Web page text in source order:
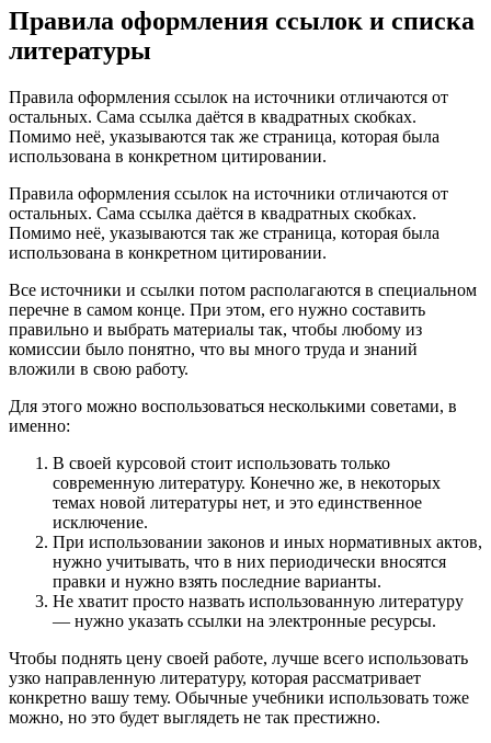
Правила оформления ссылок и списка
литературы
Правила оформления ссылок на источники отличаются от
остальных. Сама ссылка даётся в квадратных скобках.
Помимо неё, указываются так же страница, которая была
использована в конкретном цитировании.
Правила оформления ссылок на источники отличаются от
остальных. Сама ссылка даётся в квадратных скобках.
Помимо неё, указываются так же страница, которая была
использована в конкретном цитировании.
Все источники и ссылки потом располагаются в специальном
перечне в самом конце. При этом, его нужно составить
правильно и выбрать материалы так, чтобы любому из
комиссии было понятно, что вы много труда и знаний
вложили в свою работу.
Для этого можно воспользоваться несколькими советами, в
именно:
В своей курсовой стоит использовать только
современную литературу. Конечно же, в некоторых
темах новой литературы нет, и это единственное
исключение.
При использовании законов и иных нормативных актов,
нужно учитывать, что в них периодически вносятся
правки и нужно взять последние варианты.
Не хватит просто назвать использованную литературу
— нужно указать ссылки на электронные ресурсы.
Чтобы поднять цену своей работе, лучше всего использовать
узко направленную литературу, которая рассматривает
конкретно вашу тему. Обычные учебники использовать тоже
можно, но это будет выглядеть не так престижно.